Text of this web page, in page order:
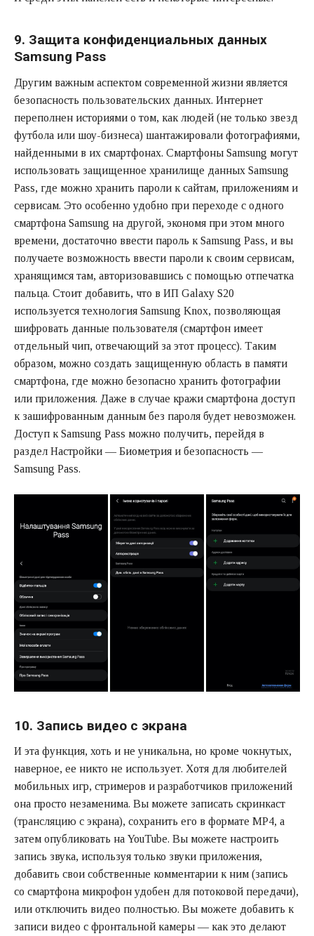
9. Защита конфиденциальных данных
Samsung Pass
Другим важным аспектом современной жизни является
безопасность пользовательских данных. Интернет
переполнен историями о том, как людей (не только звезд
футбола или шоу-бизнеса) шантажировали фотографиями,
найденными в их смартфонах. Смартфоны Samsung могут
использовать защищенное хранилище данных Samsung
Pass, где можно хранить пароли к сайтам, приложениям и
сервисам. Это особенно удобно при переходе с одного
смартфона Samsung на другой, экономя при этом много
времени, достаточно ввести пароль к Samsung Pass, и вы
получаете возможность ввести пароли к своим сервисам,
хранящимся там, авторизовавшись с помощью отпечатка
пальца. Стоит добавить, что в ИП Galaxy S20
используется технология Samsung Knox, позволяющая
шифровать данные пользователя (смартфон имеет
отдельный чип, отвечающий за этот процесс). Таким
образом, можно создать защищенную область в памяти
смартфона, где можно безопасно хранить фотографии
или приложения. Даже в случае кражи смартфона доступ
к зашифрованным данным без пароля будет невозможен.
Доступ к Samsung Pass можно получить, перейдя в
раздел Настройки — Биометрия и безопасность —
Samsung Pass.
10. Запись видео с экрана
И эта функция, хоть и не уникальна, но кроме чокнутых,
наверное, ее никто не использует. Хотя для любителей
мобильных игр, стримеров и разработчиков приложений
она просто незаменима. Вы можете записать скринкаст
(трансляцию с экрана), сохранить его в формате MP4, а
затем опубликовать на YouTube. Вы можете настроить
запись звука, используя только звуки приложения,
добавить свои собственные комментарии к ним (запись
со смартфона микрофон удобен для потоковой передачи),
или отключить видео полностью. Вы можете добавить к
записи видео с фронтальной камеры — как это делают